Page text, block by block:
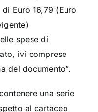
Euro 16,79 (Euro
spese di
ivi comprese
del documento”.
una serie
al cartaceo